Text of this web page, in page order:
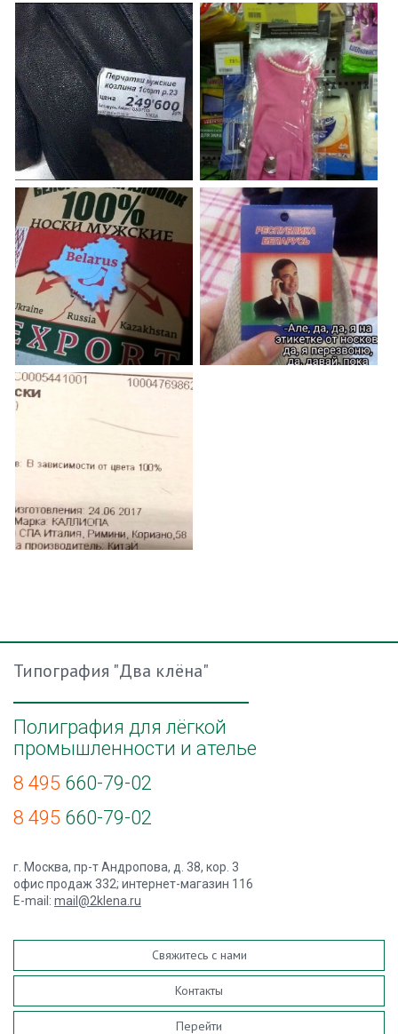
Типография "Два клёна"
Полиграфия для лёгкой
промышленности и ателье
8 495 660-79-02
8 495 660-79-02
г. Москва, пр-т Андропова, д. 38, кор. 3
офис продаж 332; интернет-магазин 116
E-mail: mail@2klena.ru
Свяжитесь с нами
Контакты
Перейти